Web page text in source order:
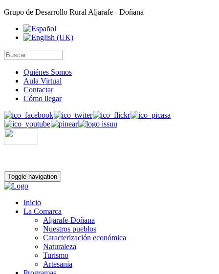
Grupo de Desarrollo Rural Aljarafe - Doñana
Quiénes Somos
Aula Virtual
Contactar
Cómo llegar
Toggle navigation
Inicio
La Comarca
Aljarafe-Doñana
Nuestros pueblos
Caracterización económica
Naturaleza
Turismo
Artesanía